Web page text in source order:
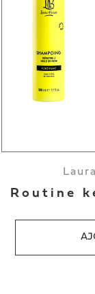
Routine